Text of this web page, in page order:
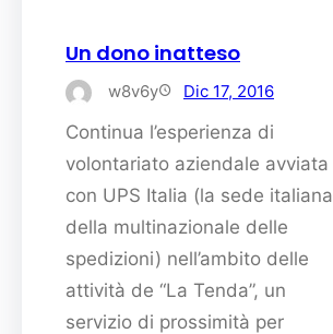
Un dono inatteso
w8v6y Dic 17, 2016
Continua l’esperienza di
volontariato aziendale avviata
con UPS Italia (la sede italiana
della multinazionale delle
spedizioni) nell’ambito delle
attività de “La Tenda”, un
servizio di prossimità per